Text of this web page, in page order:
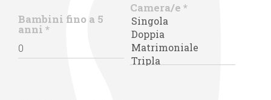
Bambini fino a 5
anni *
Camera/e *